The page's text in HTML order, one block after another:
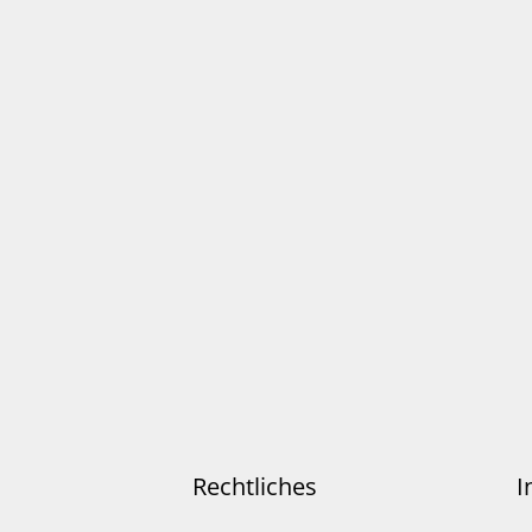
Rechtliches